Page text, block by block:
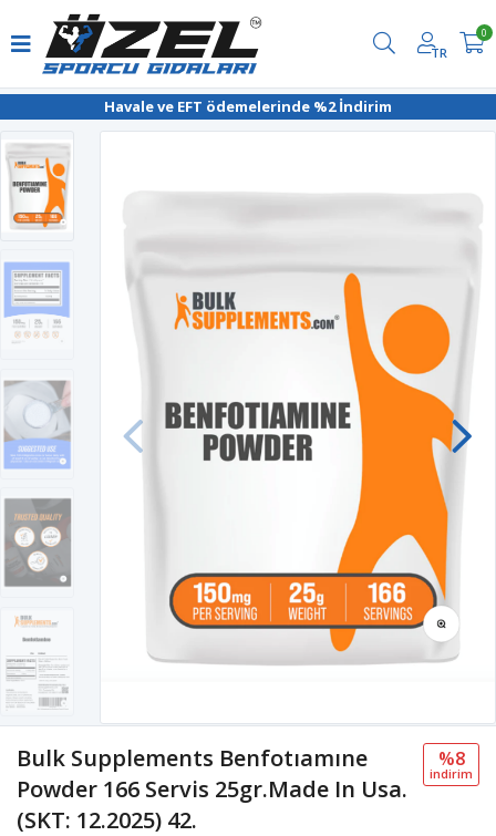
Havale ve EFT ödemelerinde %2 İndirim
TR
0
Bulk Supplements Benfotıamıne
Powder 166 Servis 25gr.Made In Usa.
(SKT: 12.2025) 42.
%8
i̇ndi̇ri̇m